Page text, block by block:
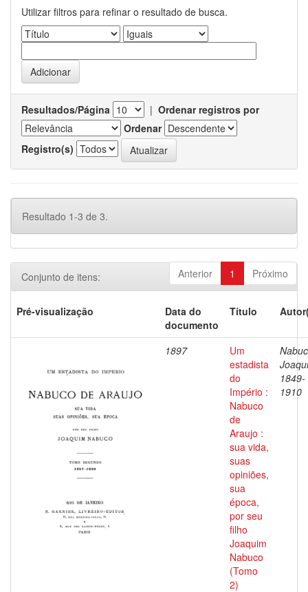
Utilizar filtros para refinar o resultado de busca.
Resultados/Página | Ordenar registros por
Ordenar
Registro(s)
Resultado 1-3 de 3.
Anterior 1 Próximo
Conjunto de itens:
Pré-visualização
Data do
documento
Título
1897
Um
estadista
do
Império :
Nabuco
de
Araujo :
sua vida,
suas
opiniões,
sua
época,
por seu
filho
Joaquim
Nabuco
(Tomo
2)
1849-
1910